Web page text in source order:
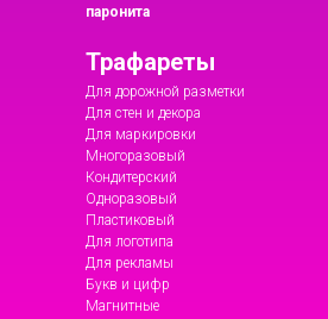
паронита
Трафареты
Для дорожной разметки
Для стен и декора
Для маркировки
Многоразовый
Кондитерский
Одноразовый
Пластиковый
Для логотипа
Для рекламы
Букв и цифр
Магнитные